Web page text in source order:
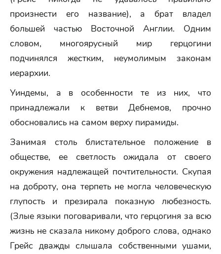
произнести его название), а брат владел
большей частью Восточной Англии. Одним
словом, многоярусный мир герцогини
подчинялся жестким, неумолимым законам
иерархии.
Уиндемы, а в особенности те из них, что
принадлежали к ветви Дебнемов, прочно
обосновались на самом верху пирамиды.
Занимая столь блистательное положение в
обществе, ее светлость ожидала от своего
окружения надлежащей почтительности. Скупая
на доброту, она терпеть не могла человеческую
глупость и презирала показную любезность.
(Злые языки поговаривали, что герцогиня за всю
жизнь не сказала никому доброго слова, однако
Грейс дважды слышала собственными ушами,